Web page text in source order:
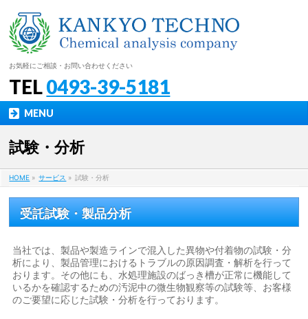
お気軽にご相談・お問い合わせください
TEL0493-39-5181
MENU
試験・分析
HOME » サービス » 試験・分析
受託試験・製品分析
当社では、製品や製造ラインで混入した異物や付着物の試験・分
析により、製品管理におけるトラブルの原因調査・解析を行って
おります。その他にも、水処理施設のばっき槽が正常に機能して
いるかを確認するための汚泥中の微生物観察等の試験等、お客様
のご要望に応じた試験・分析を行っております。